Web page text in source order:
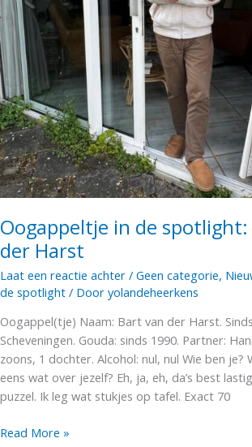
Oogappeltje in de
der Harst
Laat een reactie achter / Geen categorie,
de spotlight / Door yolandeheerkens
Oogappel(tje) Naam: Bart van der Harst.
Scheveningen. Gouda: sinds 1990. Partner:
zoons, 1 dochter. Alcohol: nul, nul Wie ben je?
eens wat over jezelf? Eh, ja, eh, da’s best
puzzel. Ik leg wat stukjes op tafel. Exact 70
Oogappeltje
Read More »